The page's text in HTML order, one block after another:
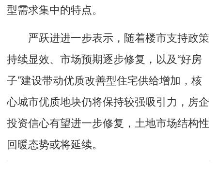
型需求集中的特点。
严跃进进一步表示，随着楼市支持政策
持续显效、市场预期逐步修复，以及“好房
子”建设带动优质改善型住宅供给增加，核
心城市优质地块仍将保持较强吸引力，房企
投资信心有望进一步修复，土地市场结构性
回暖态势或将延续。